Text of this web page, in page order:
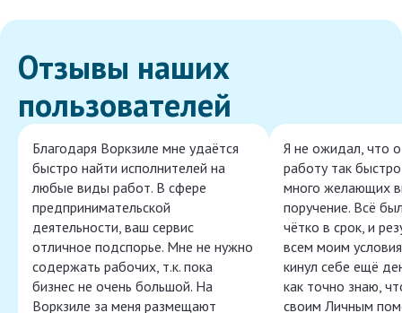
Отзывы наших
пользователей
Благодаря Воркзиле мне удаётся
быстро найти исполнителей на
любые виды работ. В сфере
предпринимательской
деятельности, ваш сервис
отличное подспорье. Мне не нужно
содержать рабочих, т.к. пока
бизнес не очень большой. На
Воркзиле за меня размещают
Я не ожидал, что
работу так
много желающих
поручение. Всё
чётко в срок, и
всем моим
кинул себе ещё
как точно знаю,
своим Личным